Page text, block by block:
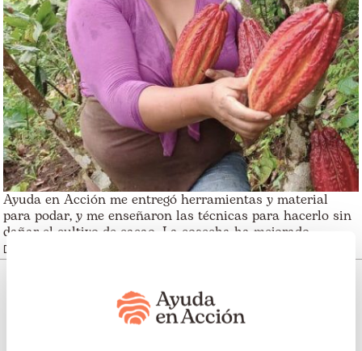
Ayuda en Acción me entregó herramientas y material
para podar, y me enseñaron las técnicas para hacerlo sin
dañar el cultivo de cacao. La cosecha ha mejorado.
Doris Tipán, agricultora de la provincia de Cotopaxi
Somos transparentes. Nos avalan: